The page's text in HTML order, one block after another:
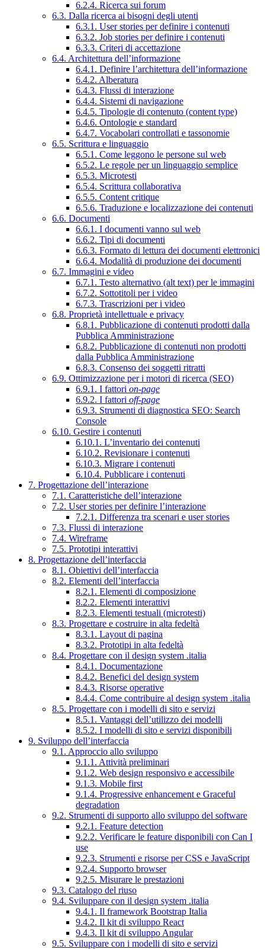
6.2.4. Ricerca sui forum
6.3. Dalla ricerca ai bisogni degli utenti
6.3.1. User stories per definire i contenuti
6.3.2. Job stories per definire i contenuti
6.3.3. Criteri di accettazione
6.4. Architettura dell’informazione
6.4.1. Definire l’architettura dell’informazione
6.4.2. Alberatura
6.4.3. Flussi di interazione
6.4.4. Sistemi di navigazione
6.4.5. Tipologie di contenuto (content type)
6.4.6. Ontologie e standard
6.4.7. Vocabolari controllati e tassonomie
6.5. Scrittura e linguaggio
6.5.1. Come leggono le persone sul web
6.5.2. Le regole per un linguaggio semplice
6.5.3. Microtesti
6.5.4. Scrittura collaborativa
6.5.5. Content critique
6.5.6. Traduzione e localizzazione dei contenuti
6.6. Documenti
6.6.1. I documenti vanno sul web
6.6.2. Tipi di documenti
6.6.3. Formato di lettura dei documenti elettronici
6.6.4. Modalità di produzione dei documenti
6.7. Immagini e video
6.7.1. Testo alternativo (alt text) per le immagini
6.7.2. Sottotitoli per i video
6.7.3. Trascrizioni per i video
6.8. Proprietà intellettuale e privacy
6.8.1. Pubblicazione di contenuti prodotti dalla
Pubblica Amministrazione
6.8.2. Pubblicazione di contenuti non prodotti
dalla Pubblica Amministrazione
6.8.3. Consenso dei soggetti ritratti
6.9. Ottimizzazione per i motori di ricerca (SEO)
6.9.1. I fattori on-page
6.9.2. I fattori off-page
6.9.3. Strumenti di diagnostica SEO: Search
Console
6.10. Gestire i contenuti
6.10.1. L’inventario dei contenuti
6.10.2. Revisionare i contenuti
6.10.3. Migrare i contenuti
6.10.4. Pubblicare i contenuti
7. Progettazione dell’interazione
7.1. Caratteristiche dell’interazione
7.2. User stories per definire l’interazione
7.2.1. Differenza tra scenari e user stories
7.3. Flussi di interazione
7.4. Wireframe
7.5. Prototipi interattivi
8. Progettazione dell’interfaccia
8.1. Obiettivi dell’interfaccia
8.2. Elementi dell’interfaccia
8.2.1. Elementi di composizione
8.2.2. Elementi interattivi
8.2.3. Elementi testuali (microtesti)
8.3. Progettare e costruire in alta fedeltà
8.3.1. Layout di pagina
8.3.2. Prototipi in alta fedeltà
8.4. Progettare con il design system .italia
8.4.1. Documentazione
8.4.2. Benefici del design system
8.4.3. Risorse operative
8.4.4. Come contribuire al design system .italia
8.5. Progettare con i modelli di sito e servizi
8.5.1. Vantaggi dell’utilizzo dei modelli
8.5.2. I modelli di sito e servizi disponibili
9. Sviluppo dell’interfaccia
9.1. Approccio allo sviluppo
9.1.1. Attività preliminari
9.1.2. Web design responsivo e accessibile
9.1.3. Mobile first
9.1.4. Progressive enhancement e Graceful
degradation
9.2. Strumenti di supporto allo sviluppo del software
9.2.1. Feature detection
9.2.2. Verificare le feature disponibili con Can I
use
9.2.3. Strumenti e risorse per CSS e JavaScript
9.2.4. Supporto browser
9.2.5. Misurare le prestazioni
9.3. Catalogo del riuso
9.4. Sviluppare con il design system .italia
9.4.1. Il framework Bootstrap Italia
9.4.2. Il kit di sviluppo React
9.4.3. Il kit di sviluppo Angular
9.5. Sviluppare con i modelli di sito e servizi